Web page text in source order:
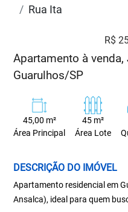
Rua Ita
R$
Apartamento à
Guarulhos/SP
45,00 m²
Área Principal
45 m²
Área Lote
DESCRIÇÃO DO IMÓVEL
Apartamento residencial em
Ansalca), ideal para quem